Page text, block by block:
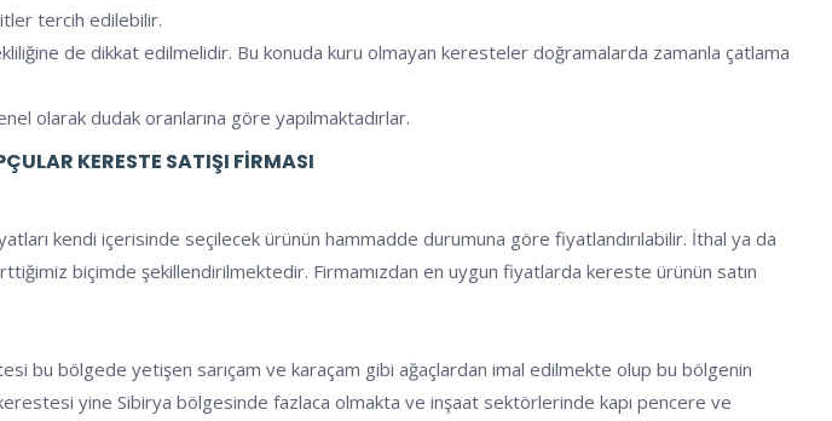
tercih edilebilir.
de dikkat edilmelidir. Bu konuda kuru olmayan keresteler doğramalarda zamanla çatlama
olarak dudak oranlarına göre yapılmaktadırlar.
KERESTE SATIŞI FIRMASI
kendi içerisinde seçilecek ürünün hammadde durumuna göre fiyatlandırılabilir. İthal ya da
biçimde şekillendirilmektedir. Firmamızdan en uygun fiyatlarda kereste ürünün satın
bu bölgede yetişen sarıçam ve karaçam gibi ağaçlardan imal edilmekte olup bu bölgenin
yine Sibirya bölgesinde fazlaca olmakta ve inşaat sektörlerinde kapı pencere ve